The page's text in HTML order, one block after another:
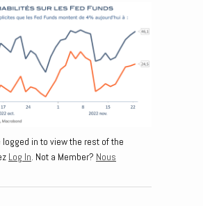
logged in to view the rest of the
Log In. Not a Member? Nous